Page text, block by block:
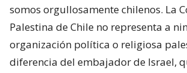
somos orgullosamente chilenos. La
Palestina de Chile no representa a
organización política o religiosa
diferencia del embajador de Israel,